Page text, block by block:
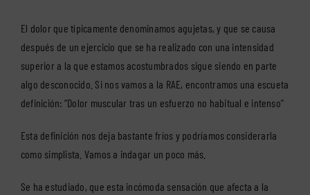
El dolor que típicamente denominamos agujetas, y que se causa
después de un ejercicio que se ha realizado con una intensidad
superior a la que estamos acostumbrados sigue siendo en parte
algo desconocido. Si nos vamos a la RAE, encontramos una escueta
definición: “Dolor muscular tras un esfuerzo no habitual e intenso”
Esta definición nos deja bastante fríos y podríamos considerarla
como simplista. Vamos a indagar un poco más.
Se ha estudiado, que esta incómoda sensación que afecta a la